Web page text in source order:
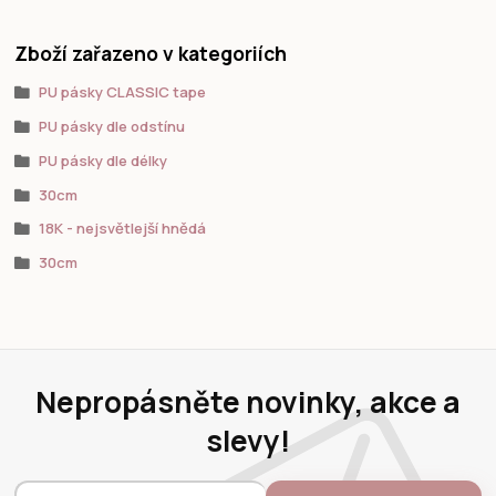
Zboží zařazeno v kategoriích
PU pásky CLASSIC tape
PU pásky dle odstínu
PU pásky dle délky
30cm
18K - nejsvětlejší hnědá
30cm
Nepropásněte novinky, akce a
slevy!